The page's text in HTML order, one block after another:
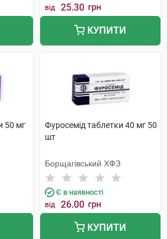
від 25.30 грн
КУПИТИ
50 мг
Фуросемід таблетки 40 мг 50
шт
Борщагівський ХФЗ
Є в наявності
від 26.00 грн
КУПИТИ